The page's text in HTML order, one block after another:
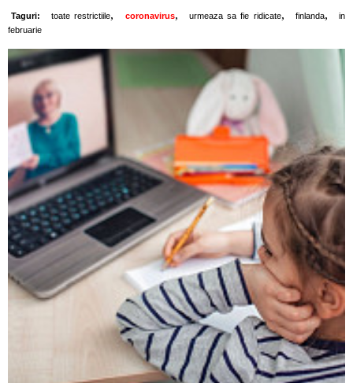
Taguri: toate restrictiile, coronavirus, urmeaza sa fie ridicate, finlanda,
in
februarie